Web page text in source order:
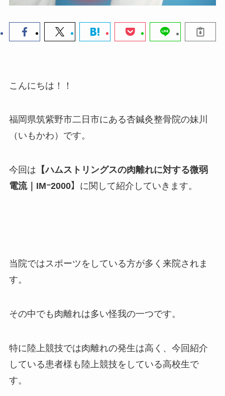
こんにちは！！
福岡県筑紫野市二日市にある杏鍼灸整骨院の妹川
（いもかわ）です。
今回は 【ハムストリングスの肉離れに対する微弱
電流｜IMｰ2000】 に関して紹介していきます。
当院ではスポーツをしている方が多く来院されま
す。
その中でも肉離れは多い怪我の一つです。
特に陸上競技では肉離れの発生は高く、今回紹介
している患者様も陸上競技をしている高校生で
す。